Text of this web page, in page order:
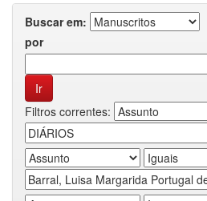
Buscar em:
por
Filtros correntes: